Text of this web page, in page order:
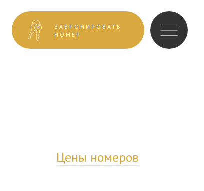
ЗАБРОНИРОВАТЬ
НОМЕР
Цены номеров